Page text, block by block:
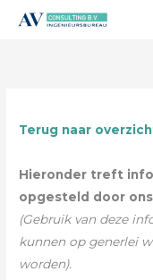
Terug naar
Hieronder treft
opgesteld door
(Gebruik van deze
kunnen op generlei
worden).